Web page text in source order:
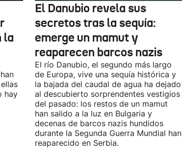
la
hay
El Danubio revela sus
secretos tras la sequía:
emerge un mamut y
reaparecen barcos nazis
El río Danubio, el segundo más largo
de Europa, vive una sequía histórica y
la bajada del caudal de agua ha dejado
al descubierto sorprendentes vestigios
del pasado: los restos de un mamut
han salido a la luz en Bulgaria y
decenas de barcos nazis hundidos
durante la Segunda Guerra Mundial han
reaparecido en Serbia.